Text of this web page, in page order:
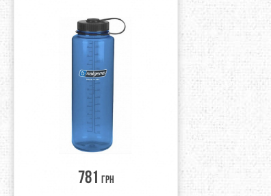
781 грн